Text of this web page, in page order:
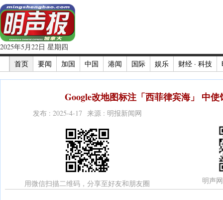
2025年5月22日 星期四
首页
要闻 加国 中国 港闻 国际 娱乐 财经 · 科技
Google改地图标注「西菲律宾海」 中使
发布 : 2025-4-17 来源 : 明报新闻网
用微信扫描二维码，分享至好友和朋友圈 明声